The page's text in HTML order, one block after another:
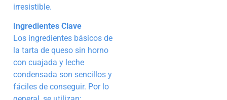
irresistible.
Ingredientes Clave
Los ingredientes básicos de
la tarta de queso sin horno
con cuajada y leche
condensada son sencillos y
fáciles de conseguir. Por lo